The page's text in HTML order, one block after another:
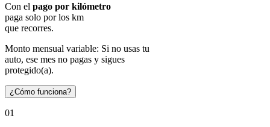
Con el pago por kilómetro
paga solo por los km
que recorres.
Monto mensual variable: Si no usas tu
auto, ese mes no pagas y sigues
protegido(a).
¿Cómo funciona?
01